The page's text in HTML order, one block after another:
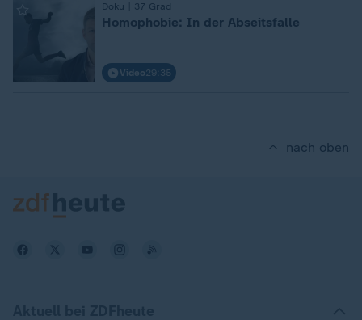
Doku | 37 Grad
Homophobie: In der Abseitsfalle
Video29:35
nach oben